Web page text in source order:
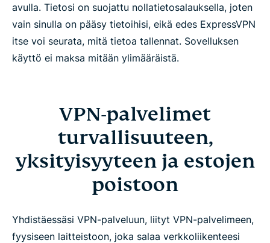
avulla. Tietosi on suojattu nollatietosalauksella, joten
vain sinulla on pääsy tietoihisi, eikä edes ExpressVPN
itse voi seurata, mitä tietoa tallennat. Sovelluksen
käyttö ei maksa mitään ylimääräistä.
VPN-palvelimet
turvallisuuteen,
yksityisyyteen ja estojen
poistoon
Yhdistäessäsi VPN-palveluun, liityt VPN-palvelimeen,
fyysiseen laitteistoon, joka salaa verkkoliikenteesi